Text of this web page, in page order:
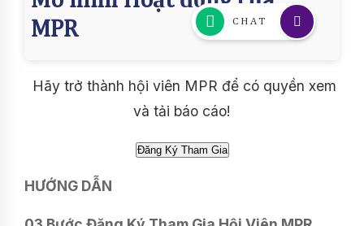
Hãy trở thành hội viên MPR để có quyền xem
và tải báo cáo!
HƯỚNG DẪN